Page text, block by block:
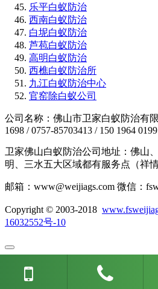
乐平白蚁防治
西南白蚁防治
白坭白蚁防治
芦苞白蚁防治
高明白蚁防治
西樵白蚁防治所
九江白蚁防治中心
官窑除白蚁公司
公司名称：佛山市卫家白蚁防治有
1698 / 0757-85703413 / 150 1964 0199
卫家佛山白蚁防治公司地址：佛山
明、三水五大区域都有服务点（祥
邮箱：www@weijiags.com 微信：
Copyright © 2003-2018
16032552号-10